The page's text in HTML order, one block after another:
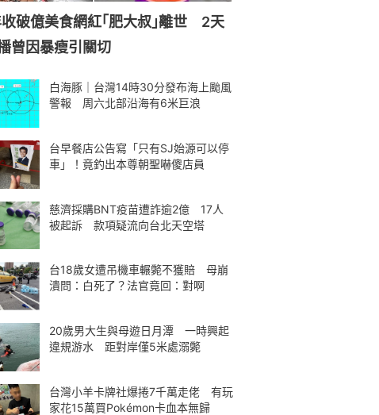
破億美食網紅｢肥大叔｣離世 2天
曾因暴瘦引關切
白海豚｜台灣14時30分發布海上颱風
警報 周六北部沿海有6米巨浪
台早餐店公告寫「只有SJ始源可以停
車」！竟釣出本尊朝聖嚇傻店員
慈濟採購BNT疫苗遭詐逾2億 17人
被起訴 款項疑流向台北天空塔
台18歲女遭吊機車輾斃不獲賠 母崩
潰問：白死了？法官竟回：對啊
20歲男大生與母遊日月潭 一時興起
違規游水 距對岸僅5米處溺斃
台灣小羊卡牌社爆捲7千萬走佬 有玩
家花15萬買Pokémon卡血本無歸